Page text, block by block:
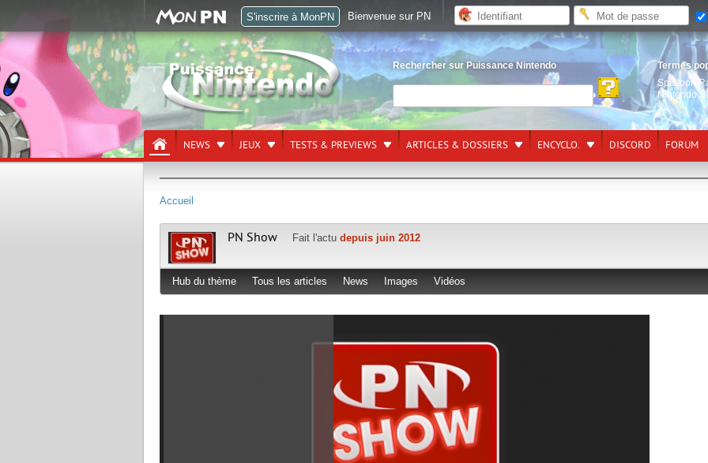
Rechercher sur Puissance Nintendo
Termes
Splatoon
Nintendo
NEWS JEUX TESTS & PREVIEWS ARTICLES & DOSSIERS ENCYCLO. DISCORD FORUM
Accueil
PN Show Fait l'actu depuis juin 2012
Hub du thème Tous les articles News Images Vidéos
S'inscrire à MonPN Bienvenue sur PN